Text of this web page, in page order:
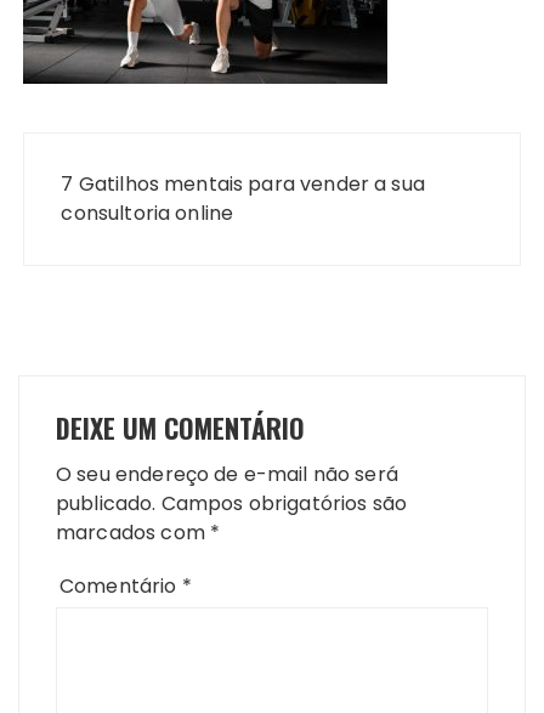
Post
7 Gatilhos mentais para vender a sua
consultoria online
DEIXE UM COMENTÁRIO
O seu endereço de e-mail não será
publicado. Campos obrigatórios são
marcados com *
Comentário *